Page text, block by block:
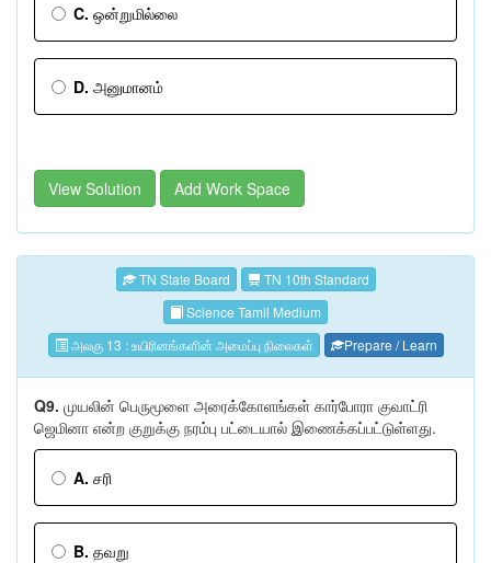
C. ஒன்றுமில்லை
D. அனுமானம்
View Solution Add Work Space
TN State Board
TN 10th Standard
Science Tamil Medium
அலகு 13 : உயிரினங்களின் அமைப்பு நிலைகள்
Prepare / Learn
Q9. முயலின் பெருமூளை அரைக்கோளங்கள் கார்போரா குவாட்ரி
ஜெமினா என்ற குறுக்கு நரம்பு பட்டையால் இணைக்கப்பட்டுள்ளது.
A. சரி
B. தவறு